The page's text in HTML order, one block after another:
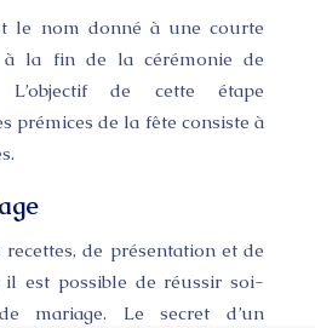
le nom donné à une courte
à la fin de la cérémonie de
L’objectif de cette étape
prémices de la fête consiste à
de présentation et de
il est possible de réussir soi-
mariage. Le secret d’un